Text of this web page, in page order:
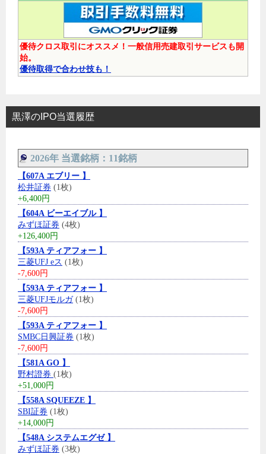
優待クロス取引にオススメ！一般信用売建取引サービスも開
始。
優待取得で合わせ技も！
黒澤のIPO当選履歴
2026年 当選銘柄：11銘柄
【607A エブリー 】
松井証券 (1枚)
+6,400円
【604A ビーエイブル 】
みずほ証券 (4枚)
+126,400円
【593A ティアフォー 】
三菱UFJ eス (1枚)
-7,600円
【593A ティアフォー 】
三菱UFJモルガ(1枚)
-7,600円
【593A ティアフォー 】
SMBC日興証券 (1枚)
-7,600円
【581A GO 】
野村證券 (1枚)
+51,000円
【558A SQUEEZE 】
SBI証券 (1枚)
+14,000円
【548A システムエグゼ 】
みずほ証券 (3枚)